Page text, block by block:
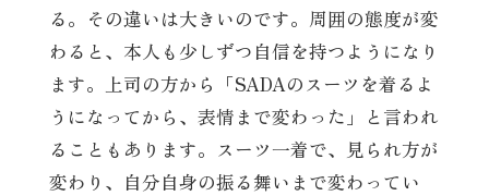
る。その違いは大きいのです。周囲の態度が変
わると、本人も少しずつ自信を持つようになり
ます。上司の方から「SADAのスーツを着るよ
うになってから、表情まで変わった」と言われ
ることもあります。スーツ一着で、見られ方が
変わり、自分自身の振る舞いまで変わってい